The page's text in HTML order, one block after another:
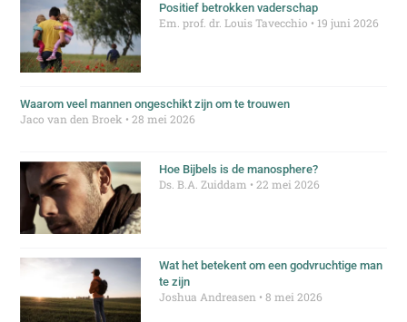
Positief betrokken vaderschap
Em. prof. dr. Louis Tavecchio 19 juni 2026
Waarom veel mannen ongeschikt zijn om te trouwen
Jaco van den Broek 28 mei 2026
Hoe Bijbels is de manosphere?
Ds. B.A. Zuiddam 22 mei 2026
Wat het betekent om een godvruchtige man
te zijn
Joshua Andreasen 8 mei 2026